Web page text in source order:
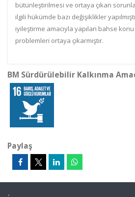
bütünleştirilmesi ve ortaya çıkan
ilgili hükümde bazı değişiklikler
iyileştirme amacıyla yapılan bahse
problemleri ortaya çıkarmıştır.
BM Sürdürülebilir Kalkınma
Paylaş